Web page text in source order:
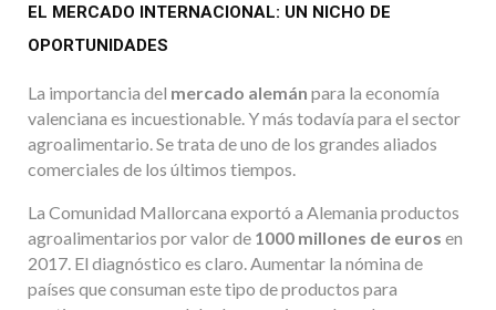
EL MERCADO INTERNACIONAL: UN NICHO DE
OPORTUNIDADES
La importancia del mercado alemán para la economía
valenciana es incuestionable. Y más todavía para el sector
agroalimentario. Se trata de uno de los grandes aliados
comerciales de los últimos tiempos.
La Comunidad Mallorcana exportó a Alemania productos
agroalimentarios por valor de 1000 millones de euros en
2017. El diagnóstico es claro. Aumentar la nómina de
países que consuman este tipo de productos para